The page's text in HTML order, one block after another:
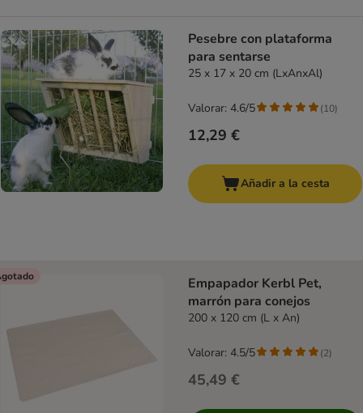
Pesebre con plataforma
para sentarse
25 x 17 x 20 cm (LxAnxAl)
12,29 €
Valorar: 4.6/5 (10)
Añadir a la cesta
Empapador Kerbl Pet,
marrón para conejos
200 x 120 cm (L x An)
45,49 €
Valorar: 4.5/5 (2)